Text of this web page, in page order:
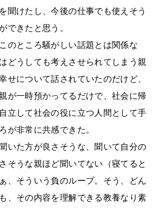
聞けたし、今後の仕事でも使えそう
できたと思う。
のところ騒がしい話題とは関係な
どうしても考えさせられてしまう親
せについて話されていたのだけど、
が一時預かってるだけで、社会に帰
立して社会の役に立つ人間として手
が非常に共感できた。
いた方が良さそうな、聞いて自分の
そうな親ほど聞いてない（寝てると
、そういう負のループ。そう、どん
、その内容を理解できる教養なり素